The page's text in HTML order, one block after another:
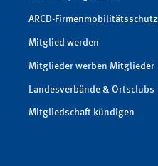
ARCD-Firmenmobilitätsschutz
Mitglied werden
Mitglieder werben Mitglieder
Landesverbände & Ortsclubs
Mitgliedschaft kündigen